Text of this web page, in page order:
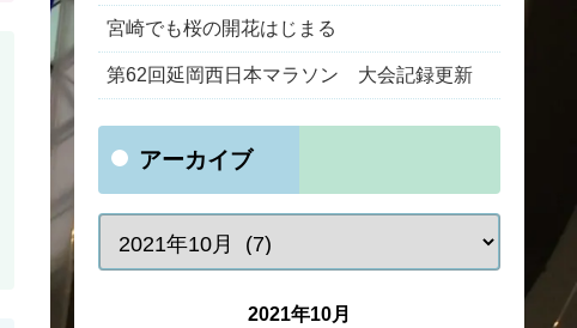
宮崎でも桜の開花はじまる
第62回延岡西日本マラソン 大会記録更新
アーカイブ
2021年10月